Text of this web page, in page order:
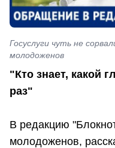
Госуслуги чуть не
молодоженов
"Кто знает, какой
раз"
В редакцию
молодоженов,